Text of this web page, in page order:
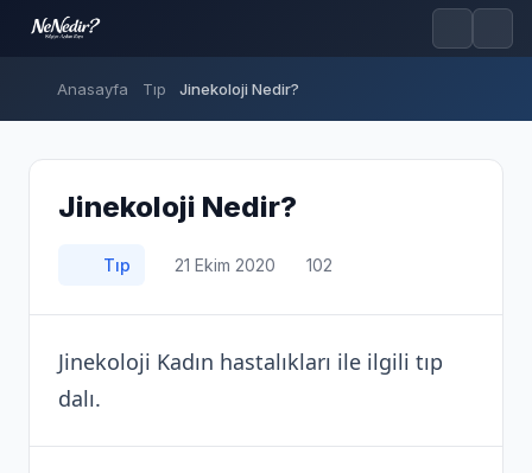
Anasayfa Tıp Jinekoloji Nedir?
Jinekoloji Nedir?
Tıp 21 Ekim 2020 102
Jinekoloji Kadın hastalıkları ile ilgili tıp
dalı.